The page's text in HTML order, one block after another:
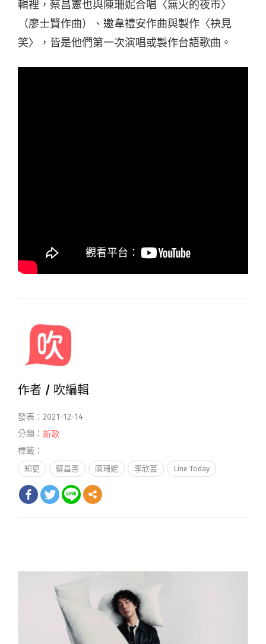
輯裡，蔡昌憲也與陳珊妮合唱〈無火的夜市〉
（廖士賢作曲）、邀韋禮安作曲與製作〈袂見
笑〉，皆是他們第一次演唱或製作台語歌曲。
作者 / 吹編輯
發表：2021-12-14
分類： 新歌
標籤：
知更 蔡昌憲 陳珊妮 李欣芸 Line Today